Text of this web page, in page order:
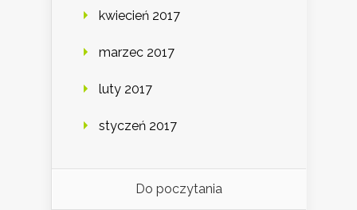
kwiecień 2017
marzec 2017
luty 2017
styczeń 2017
Do poczytania